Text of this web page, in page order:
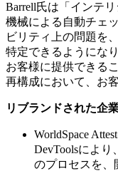
Barrell氏は「インテ
機械による自動チェ
ビリティ上の問題を
特定できるようにな
お客様に提供できる
再構成において、お
リブランドされた企
WorldSpace
DevToolsによ
のプロセスを、